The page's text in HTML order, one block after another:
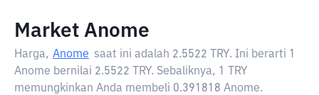
Market Anome
Harga, Anome saat ini adalah 2.5522 TRY. Ini berarti 1
Anome bernilai 2.5522 TRY. Sebaliknya, 1 TRY
memungkinkan Anda membeli 0.391818 Anome.